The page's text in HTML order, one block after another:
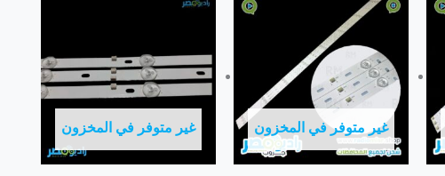
غير متوفر في المخزون غير متوفر في المخزون